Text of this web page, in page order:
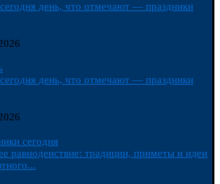
день, что отмечают — праздники
день, что отмечают — праздники
сегодня
равноденствие: традиции, приметы и идеи